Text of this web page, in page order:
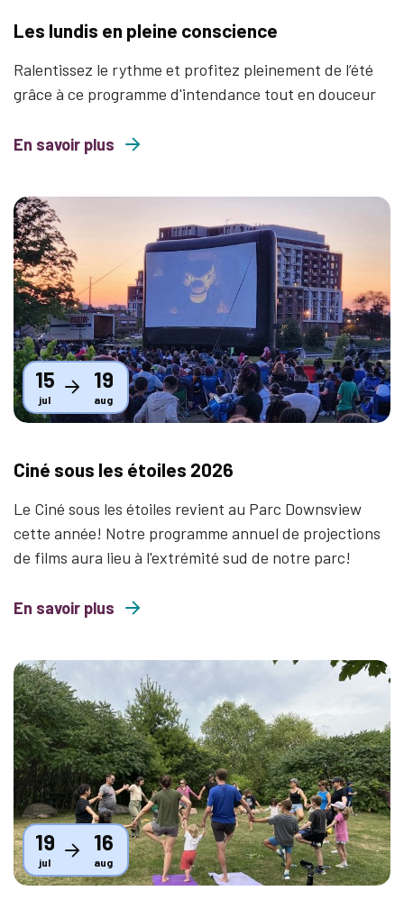
Les lundis en pleine conscience
Ralentissez le rythme et profitez pleinement de l’été
grâce à ce programme d'intendance tout en douceur
En savoir plus
about Les lundis en pleine conscience
Thumbnail
15
jul
19
aug
Ciné sous les étoiles 2026
Le Ciné sous les étoiles revient au Parc Downsview
cette année! Notre programme annuel de projections
de films aura lieu à l'extrémité sud de notre parc!
En savoir plus
about Ciné sous les étoiles 2026
Thumbnail
19
jul
16
aug